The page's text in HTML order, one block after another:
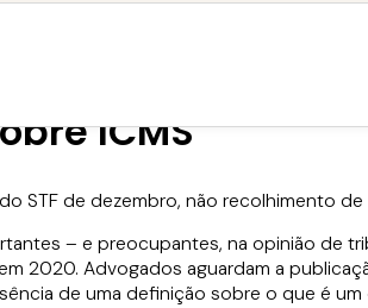
sobre
ICMS
STF de dezembro, não recolhimento
– e preocupantes, na opinião de
2020. Advogados aguardam a
de uma definição sobre o que é